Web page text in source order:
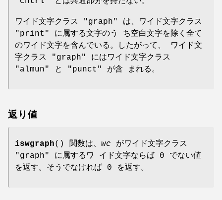
ワイド文字クラス "graph" は、ワイド文字クラス
"print" に属する文字のう ち空白文字を除く全て
のワイド文字を含んでいる。したがって、 ワイド文
字クラス "graph" にはワイド文字クラス
"almun" と "punct" が含 まれる。
返り値
iswgraph() 関数は、 wc がワイド文字クラス
"graph" に属するワ イド文字ならば 0 でない値
を返す。そうでなければ 0 を返す。